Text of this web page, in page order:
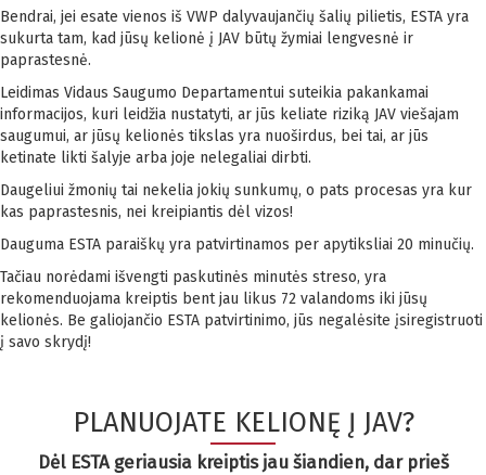
Bendrai, jei esate vienos iš VWP dalyvaujančių šalių pilietis, ESTA yra
sukurta tam, kad jūsų kelionė į JAV būtų žymiai lengvesnė ir
paprastesnė.
Leidimas Vidaus Saugumo Departamentui suteikia pakankamai
informacijos, kuri leidžia nustatyti, ar jūs keliate riziką JAV viešajam
saugumui, ar jūsų kelionės tikslas yra nuoširdus, bei tai, ar jūs
ketinate likti šalyje arba joje nelegaliai dirbti.
Daugeliui žmonių tai nekelia jokių sunkumų, o pats procesas yra kur
kas paprastesnis, nei kreipiantis dėl vizos!
Dauguma ESTA paraiškų yra patvirtinamos per apytiksliai 20 minučių.
Tačiau norėdami išvengti paskutinės minutės streso, yra
rekomenduojama kreiptis bent jau likus 72 valandoms iki jūsų
kelionės. Be galiojančio ESTA patvirtinimo, jūs negalėsite įsiregistruoti
į savo skrydį!
PLANUOJATE KELIONĘ Į JAV?
Dėl ESTA geriausia kreiptis jau šiandien, dar prieš